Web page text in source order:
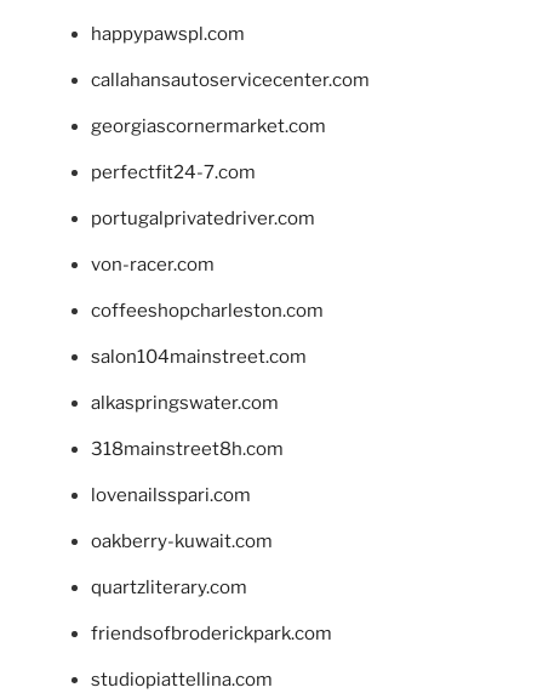
happypawspl.com
callahansautoservicecenter.com
georgiascornermarket.com
perfectfit24-7.com
portugalprivatedriver.com
von-racer.com
coffeeshopcharleston.com
salon104mainstreet.com
alkaspringswater.com
318mainstreet8h.com
lovenailsspari.com
oakberry-kuwait.com
quartzliterary.com
friendsofbroderickpark.com
studiopiattellina.com